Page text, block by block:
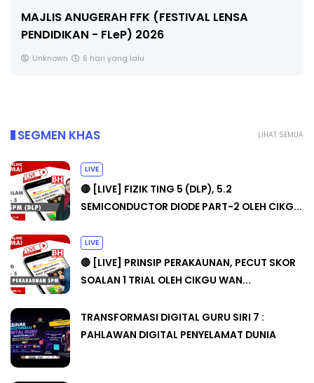
MAJLIS ANUGERAH FFK (FESTIVAL LENSA
PENDIDIKAN - FLeP) 2026
Unknown 6 hari yang lalu
LIHAT SEMUA
SEGMEN KHAS
LIVE
🔴 [LIVE] FIZIK TING 5 (DLP), 5.2
SEMICONDUCTOR DIODE PART-2 OLEH CIKG...
LIVE
🔴 [LIVE] PRINSIP PERAKAUNAN, PECUT SKOR
SOALAN 1 TRIAL OLEH CIKGU WAN...
TRANSFORMASI DIGITAL GURU SIRI 7 :
PAHLAWAN DIGITAL PENYELAMAT DUNIA